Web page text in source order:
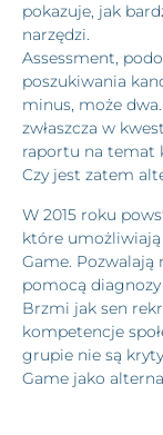
pokazuje, jak
narzędzi.
Assessment,
poszukiwania
minus, może
zwłaszcza w
raportu na temat
Czy jest zatem
W 2015 roku
które
Game. Pozwalają
pomocą
Brzmi jak sen
kompetencje
grupie nie są
Game jako